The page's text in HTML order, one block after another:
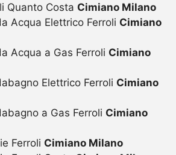
Quanto Costa Cimiano Milano
Acqua Elettrico Ferroli Cimiano
Acqua a Gas Ferroli Cimiano
Elettrico Ferroli Cimiano
a Gas Ferroli Cimiano
Ferroli Cimiano Milano